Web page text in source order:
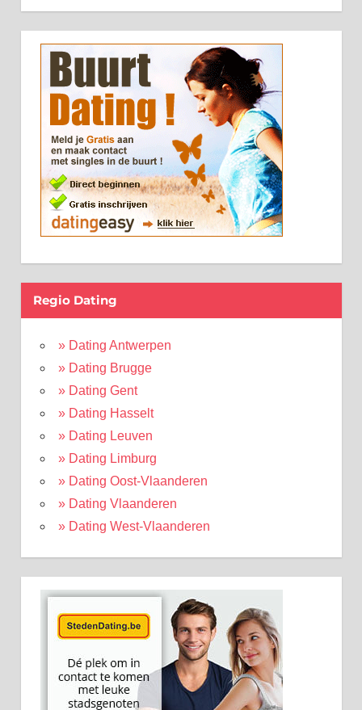
Regio Dating
» Dating Antwerpen
» Dating Brugge
» Dating Gent
» Dating Hasselt
» Dating Leuven
» Dating Limburg
» Dating Oost-Vlaanderen
» Dating Vlaanderen
» Dating West-Vlaanderen